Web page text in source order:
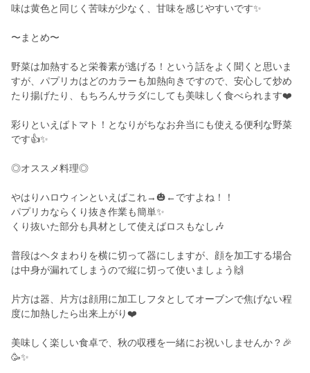
味は黄色と同じく苦味が少なく、甘味を感じやすいです✨
〜まとめ〜
野菜は加熱すると栄養素が逃げる！という話をよく聞くと思いま
すが、パプリカはどのカラーも加熱向きですので、安心して炒め
たり揚げたり、もちろんサラダにしても美味しく食べられます❤️
彩りといえばトマト！となりがちなお弁当にも使える便利な野菜
です👍✨
◎オススメ料理◎
やはりハロウィンといえばこれ→🎃←ですよね！！
パプリカならくり抜き作業も簡単✨
くり抜いた部分も具材として使えばロスもなし🎶
普段はヘタまわりを横に切って器にしますが、顔を加工する場合
は中身が漏れてしまうので縦に切って使いましょう🙌
片方は器、片方は顔用に加工しフタとしてオーブンで焦げない程
度に加熱したら出来上がり❤️
美味しく楽しい食卓で、秋の収穫を一緒にお祝いしませんか？🎉
🥳✨